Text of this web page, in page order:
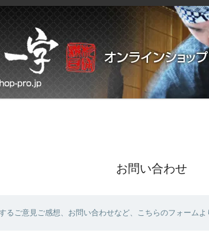
お問い合わせ
るご意見ご感想、お問い合わせなど、こちらのフォームよ